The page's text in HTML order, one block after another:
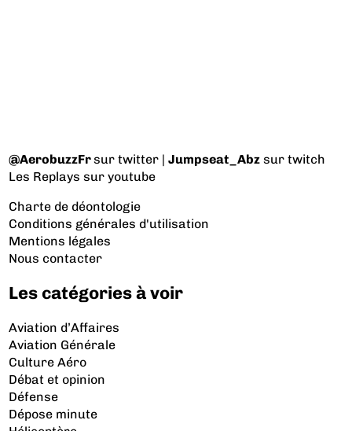
@AerobuzzFrsur twitter |Jumpseat_Abz sur twitch
Les Replays sur youtube
Charte de déontologie
Conditions générales d'utilisation
Mentions légales
Nous contacter
Les catégories à voir
Aviation d’Affaires
Aviation Générale
Culture Aéro
Débat et opinion
Défense
Dépose minute